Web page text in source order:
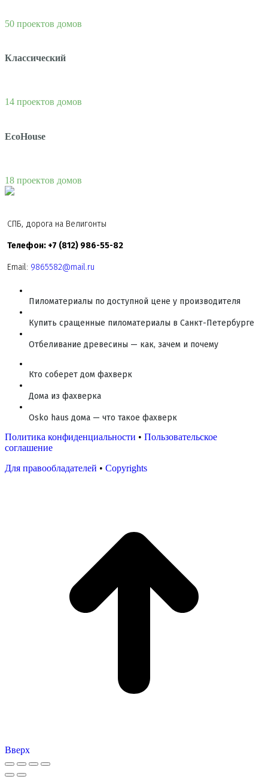
50 проектов домов
Классический
14 проектов домов
EcoHouse
18 проектов домов
СПБ, дорога на Велигонты
Телефон: +7 (812) 986-55-82
Email: 9865582@mail.ru
Пиломатериалы по доступной цене у производителя
Купить сращенные пиломатериалы в Санкт-Петербурге
Отбеливание древесины — как, зачем и почему
Кто соберет дом фахверк
Дома из фахверка
Osko haus дома — что такое фахверк
Политика конфиденциальности • Пользовательское
соглашение
Для правообладателей • Copyrights
Вверх